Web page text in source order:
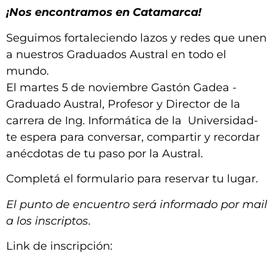
¡Nos encontramos en Catamarca!
Seguimos fortaleciendo lazos y redes que unen
a nuestros Graduados Austral en todo el
mundo.
El martes 5 de noviembre Gastón Gadea -
Graduado Austral, Profesor y Director de la
carrera de Ing. Informática de la Universidad-
te espera para conversar, compartir y recordar
anécdotas de tu paso por la Austral.
Completá el formulario para reservar tu lugar.
El punto de encuentro será informado por mail
a los inscriptos.
Link de inscripción: